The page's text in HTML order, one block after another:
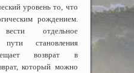
уровень то, что
рождением.
отдельное
становления
возврат в
который можно